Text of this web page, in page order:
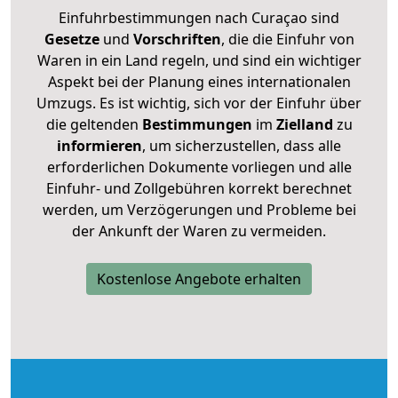
Einfuhrbestimmungen nach Curaçao sind
Gesetzeund Vorschriften, die die Einfuhr von
Waren in ein Land regeln, und sind ein wichtiger
Aspekt bei der Planung eines internationalen
Umzugs. Es ist wichtig, sich vor der Einfuhr über
die geltenden Bestimmungen im Zielland zu
informieren, um sicherzustellen, dass alle
erforderlichen Dokumente vorliegen und alle
Einfuhr- und Zollgebühren korrekt berechnet
werden, um Verzögerungen und Probleme bei
der Ankunft der Waren zu vermeiden.
Kostenlose Angebote erhalten